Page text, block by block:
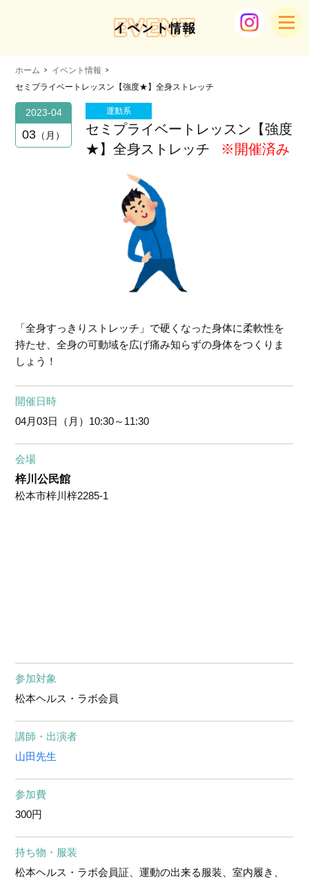
EVENT
イベント情報
ホーム
イベント情報
セミプライベートレッスン【強度★】全身ストレッチ
2023-04
03 月
運動系
セミプライベートレッスン【強度
★】全身ストレッチ
※開催済み
「全身すっきりストレッチ」で硬くなった身体に柔軟性を
持たせ、全身の可動域を広げ痛み知らずの身体をつくりま
しょう！
開催日時
04月03日（月） 10:30～11:30
会場
梓川公民館
松本市梓川梓2285-1
参加対象
松本ヘルス・ラボ会員
講師・出演者
山田先生
参加費
300円
持ち物・服装
松本ヘルス・ラボ会員証、運動の出来る服装、室内履き、